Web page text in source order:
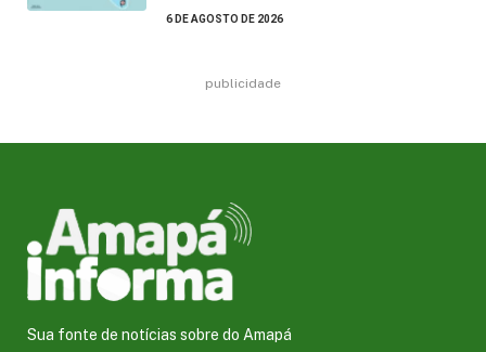
6 DE AGOSTO DE 2026
publicidade
Sua fonte de notícias sobre do Amapá